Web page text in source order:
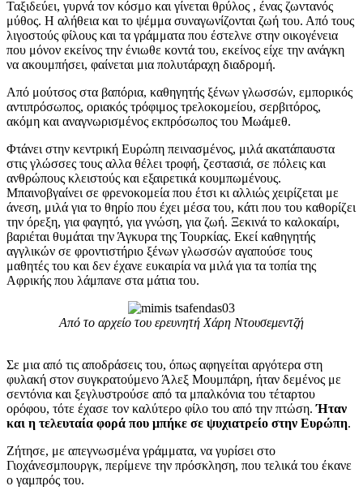
Ταξιδεύει, γυρνά τον κόσμο και γίνεται θρύλος , ένας ζωντανός
μύθος. Η αλήθεια και το ψέμμα συναγωνίζονται ζωή του. Από τους
λιγοστούς φίλους και τα γράμματα που έστελνε στην οικογένεια
που μόνον εκείνος την ένιωθε κοντά του, εκείνος είχε την ανάγκη
να ακουμπήσει, φαίνεται μια πολυτάραχη διαδρομή.
Από μούτσος στα βαπόρια, καθηγητής ξένων γλωσσών, εμπορικός
αντιπρόσωπος, οριακός τρόφιμος τρελοκομείου, σερβιτόρος,
ακόμη και αναγνωρισμένος εκπρόσωπος του Μωάμεθ.
Φτάνει στην κεντρική Ευρώπη πεινασμένος, μιλά ακατάπαυστα
στις γλώσσες τους αλλα θέλει τροφή, ζεστασιά, σε πόλεις και
ανθρώπους κλειστούς και εξαιρετικά κουμπωμένους.
Μπαινοβγαίνει σε φρενοκομεία που έτσι κι αλλιώς χειρίζεται με
άνεση, μιλά για το θηρίο που έχει μέσα του, κάτι που του καθορίζει
την όρεξη, για φαγητό, για γνώση, για ζωή. Ξεκινά το καλοκαίρι,
βαριέται θυμάται την Άγκυρα της Τουρκίας. Εκεί καθηγητής
αγγλικών σε φροντιστήριο ξένων γλωσσών αγαπούσε τους
μαθητές του και δεν έχανε ευκαιρία να μιλά για τα τοπία της
Αφρικής που λάμπανε στα μάτια του.
Από το αρχείο του ερευνητή Χάρη Ντουσεμεντζή
Σε μια από τις αποδράσεις του, όπως αφηγείται αργότερα στη
φυλακή στον συγκρατούμενο Άλεξ Μουμπάρη, ήταν δεμένος με
σεντόνια και ξεγλυστρούσε από τα μπαλκόνια του τέταρτου
ορόφου, τότε έχασε τον καλύτερο φίλο του από την πτώση.Ήταν
και η τελευταία φορά που μπήκε σε ψυχιατρείο στην Ευρώπη.
Ζήτησε, με απεγνωσμένα γράμματα, να γυρίσει στο
Γιοχάνεσμπουργκ, περίμενε την πρόσκληση, που τελικά του έκανε
ο γαμπρός του.